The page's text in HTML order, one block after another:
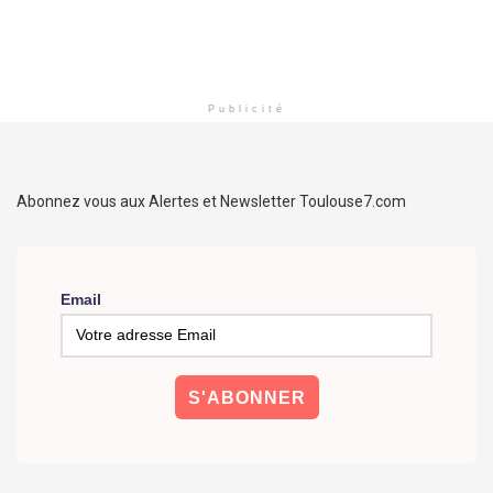
Publicité
Abonnez vous aux Alertes et Newsletter Toulouse7.com
Email